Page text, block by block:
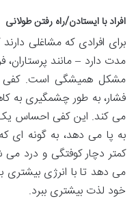
افراد با ایستادن/راه رفتن طولانی
برای افرادی که مشاغلی
مدت دارد – مانند
فشار، به طور چشمگیری به
می کند. این کفی احساس یک
به پا می دهد، به گونه ای
کمتر دچار کوفتگی و درد می
می دهد تا با انرژی بیشتری
خود لذت بیشتری ببرد.